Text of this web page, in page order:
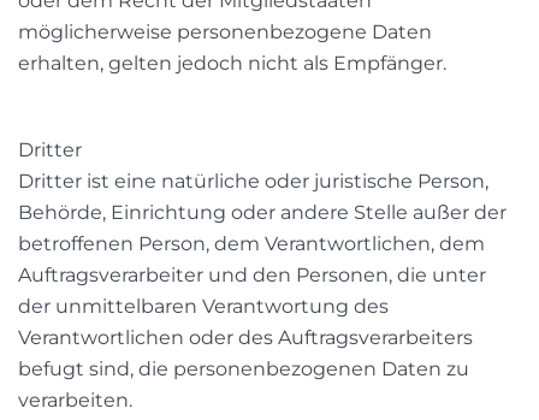
möglicherweise personenbezogene Daten
erhalten, gelten jedoch nicht als Empfänger.
Dritter
Dritter ist eine natürliche oder juristische Person,
Behörde, Einrichtung oder andere Stelle außer der
betroffenen Person, dem Verantwortlichen, dem
Auftragsverarbeiter und den Personen, die unter
der unmittelbaren Verantwortung des
Verantwortlichen oder des Auftragsverarbeiters
befugt sind, die personenbezogenen Daten zu
verarbeiten.